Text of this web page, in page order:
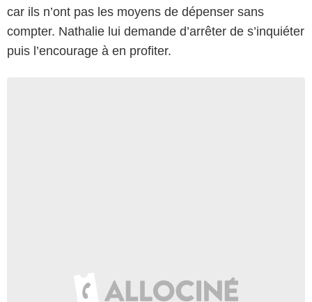
car ils n’ont pas les moyens de dépenser sans
compter. Nathalie lui demande d’arrêter de s’inquiéter
puis l’encourage à en profiter.